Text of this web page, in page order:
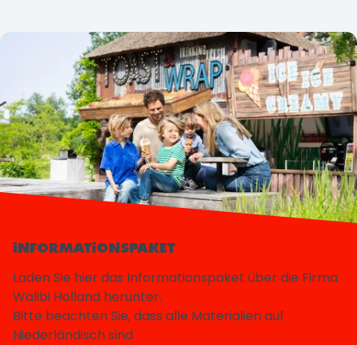
INFORMATIONSPAKET
Laden Sie hier das Informationspaket über die Firma
Walibi Holland herunter.
Bitte beachten Sie, dass alle Materialien auf
Niederländisch sind